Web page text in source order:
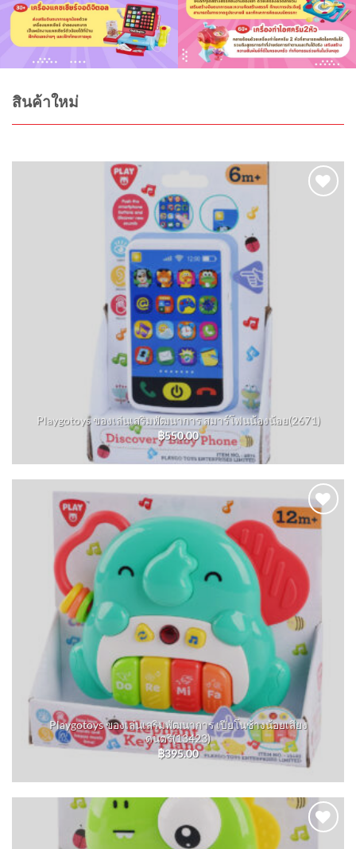
สินค้าใหม่
Playgotoys ของเล่นเสริมพัฒนาการ สมาร์โฟนน้องน้อย(2671)
฿550.00
Add to
Playgotoys ของเล่นเสริมพัฒนาการ เปียโนช้างน้อยเสียง
ดนตรี(13423)
฿395.00